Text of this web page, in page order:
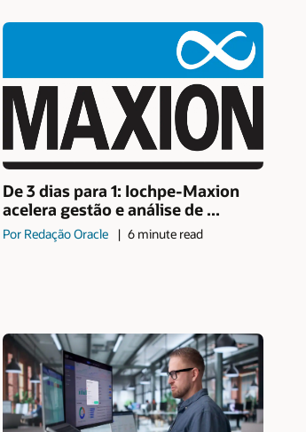
De 3 dias para 1: Iochpe-Maxion
acelera gestão e análise de ...
Por Redação Oracle 6 minute read